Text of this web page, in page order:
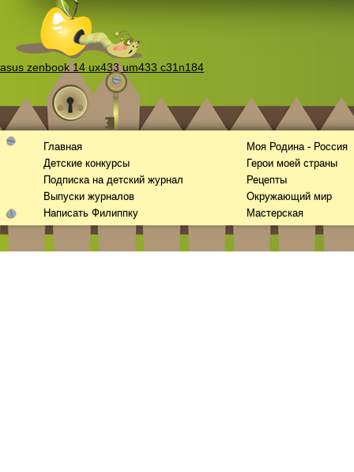
asus zenbook 14 ux433 um433 c31n184
Главная
Детские конкурсы
Подписка на детский журнал
Выпуски журналов
Написать Филиппку
Моя Родина - Россия
Герои моей страны
Рецепты
Окружающий мир
Мастерская